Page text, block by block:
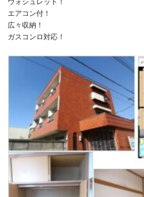
エアコン付！
広々収納！
ガスコンロ対応！